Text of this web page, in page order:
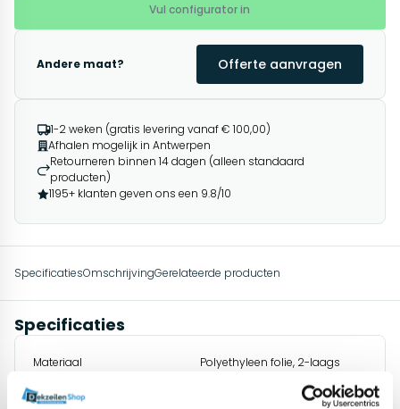
Vul configurator in
Andere maat? Offerte aanvragen
1-2 weken (gratis levering vanaf € 100,00)
Afhalen mogelijk in Antwerpen
Retourneren binnen 14 dagen (alleen standaard
producten)
1195+ klanten geven ons een 9.8/10
SpecificatiesOmschrijvingGerelateerde producten
Specificaties
Materiaal
Polyethyleen folie, 2-laags